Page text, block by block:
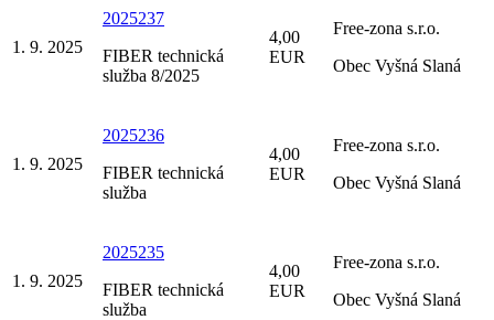
1. 9. 2025
2025237
FIBER technická
služba 8/2025
4,00
EUR
Free-zona s.r.o.
Obec Vyšná Slaná
1. 9. 2025
2025236
FIBER technická
služba
4,00
EUR
Free-zona s.r.o.
Obec Vyšná Slaná
1. 9. 2025
2025235
FIBER technická
služba
4,00
EUR
Free-zona s.r.o.
Obec Vyšná Slaná